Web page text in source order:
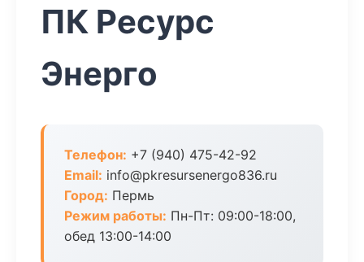
ПК Ресурс
Энерго
Телефон: +7 (940) 475-42-92
Email: info@pkresursenergo836.ru
Город: Пермь
Режим работы: Пн-Пт: 09:00-18:00,
обед 13:00-14:00